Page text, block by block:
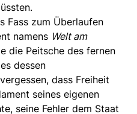
Fass zum Überlaufen
namens Welt am
die Peitsche des fernen
dessen
dass Freiheit
seines eigenen
seine Fehler dem Staat